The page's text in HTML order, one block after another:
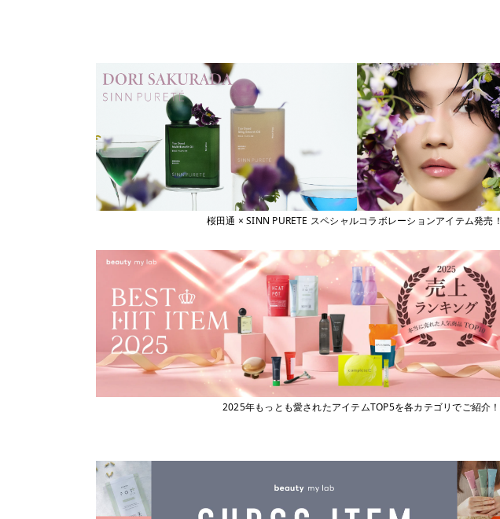
桜田通 × SINN PURETE スペシャルコラボレーションアイテム発売！
2025年もっとも愛されたアイテムTOP5を各カテゴリでご紹介！